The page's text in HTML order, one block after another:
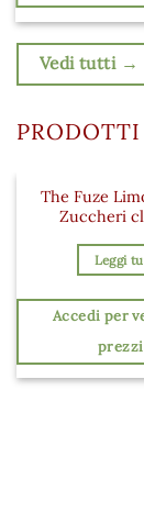
Vedi tutti →
The Fuze
Zuccheri
Leggi
Accedi per
prezzi